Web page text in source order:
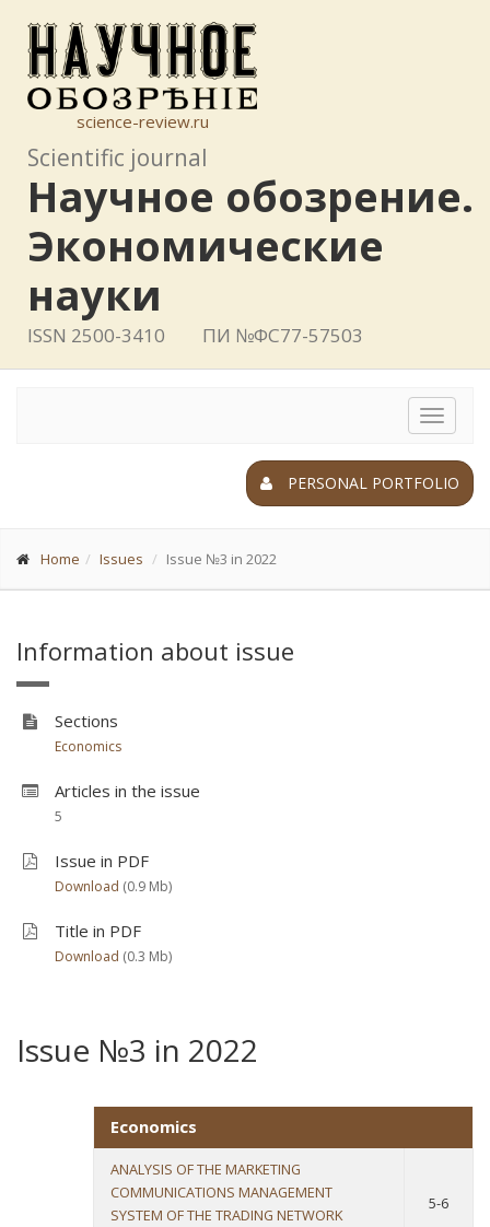
science-review.ru
Scientific journal
Научное обозрение.
Экономические
науки
ISSN 2500-3410 ПИ №ФС77-57503
Toggle
PERSONAL PORTFOLIO
Home Issues Issue №3 in 2022
Information about issue
Sections
Economics
Articles in the issue
5
Issue in PDF
Download (0.9 Мb)
Title in PDF
Download (0.3 Мb)
Issue №3 in 2022
Economics
ANALYSIS OF THE MARKETING
COMMUNICATIONS MANAGEMENT
SYSTEM OF THE TRADING NETWORK
5-6